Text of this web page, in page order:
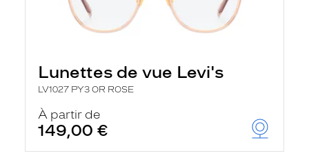
Lunettes de vue Levi's
LV1027 PY3 OR ROSE
À partir de
149,00 €